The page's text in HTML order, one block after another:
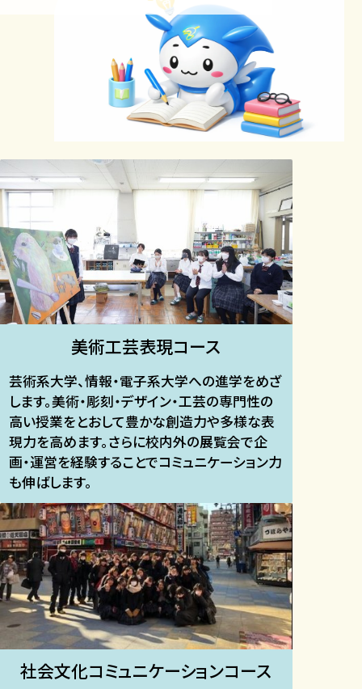
美術工芸表現コース​
芸術系大学、情報・電子系大学への進学をめざ
します。美術・彫刻・デザイン・工芸の専門性の
高い授業をとおして豊かな創造力や多様な表
現力を高めます。さらに校内外の展覧会で企
画・運営を経験することでコミュニケーション力
も伸ばします。​
社会文化コミュニケーションコース​